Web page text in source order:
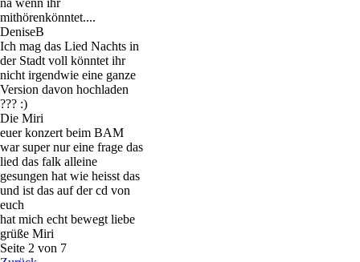
mithörenkönntet....
DeniseB
Ich mag das Lied Nachts in
der Stadt voll könntet ihr
nicht irgendwie eine ganze
Version davon hochladen
??? :)
Die Miri
euer konzert beim BAM
war super nur eine frage das
lied das falk alleine
gesungen hat wie heisst das
und ist das auf der cd von
euch
hat mich echt bewegt liebe
grüße Miri
Seite 2 von 7